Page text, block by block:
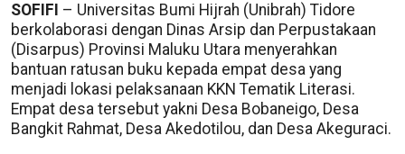
SOFIFI – Universitas Bumi Hijrah (Unibrah) Tidore
berkolaborasi dengan Dinas Arsip dan Perpustakaan
(Disarpus) Provinsi Maluku Utara menyerahkan
bantuan ratusan buku kepada empat desa yang
menjadi lokasi pelaksanaan KKN Tematik Literasi.
Empat desa tersebut yakni Desa Bobaneigo, Desa
Bangkit Rahmat, Desa Akedotilou, dan Desa Akeguraci.